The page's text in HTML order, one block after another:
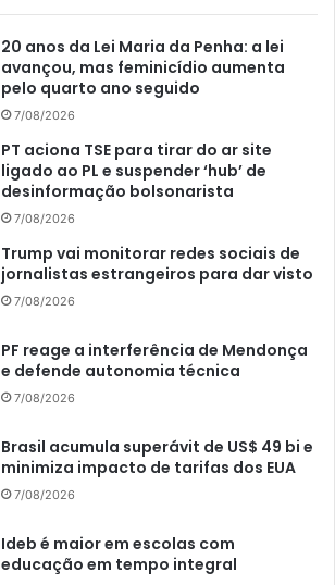
20 anos da Lei Maria da Penha: a lei
avançou, mas feminicídio aumenta
pelo quarto ano seguido
7/08/2026
PT aciona TSE para tirar do ar site
ligado ao PL e suspender ‘hub’ de
desinformação bolsonarista
7/08/2026
Trump vai monitorar redes sociais de
jornalistas estrangeiros para dar visto
7/08/2026
PF reage a interferência de Mendonça
e defende autonomia técnica
7/08/2026
Brasil acumula superávit de US$ 49 bi e
minimiza impacto de tarifas dos EUA
7/08/2026
Ideb é maior em escolas com
educação em tempo integral